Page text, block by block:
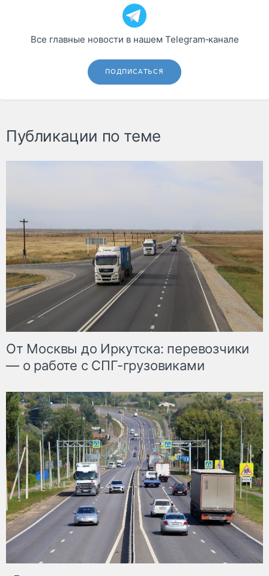
Все главные новости в нашем Telegram‑канале
ПОДПИСАТЬСЯ
Публикации по теме
От Москвы до Иркутска: перевозчики
— о работе с СПГ-грузовиками